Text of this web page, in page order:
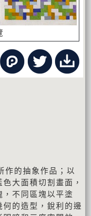
作的抽象作品；以
大面積切割畫面，
不同區塊以平塗
的造型，銳利的邊